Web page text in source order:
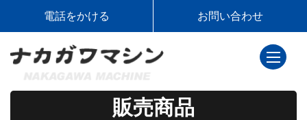
電話をかける お問い合わせ
toggle
販売商品